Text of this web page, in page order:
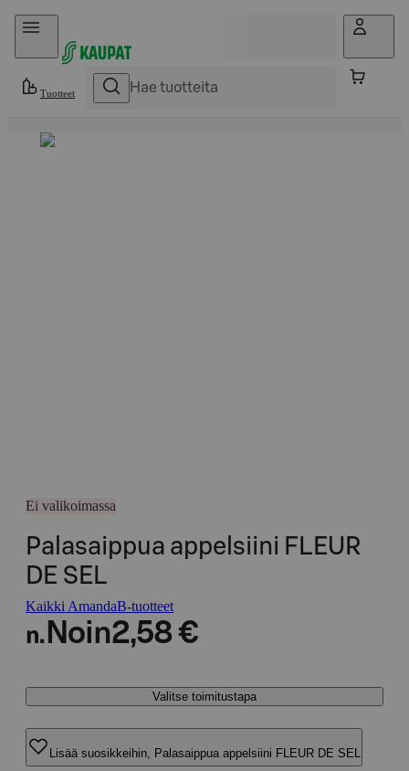
Hyppää sisältöön
Tuotteet
Ei valikoimassa
Palasaippua appelsiini FLEUR
DE SEL
Kaikki AmandaB-tuotteet
n. Noin2,58 €
Valitse toimitustapa
Lisää suosikkeihin, Palasaippua appelsiini FLEUR DE SEL